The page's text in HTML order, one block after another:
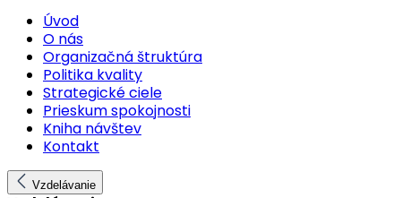
Úvod
O nás
Organizačná štruktúra
Politika kvality
Strategické ciele
Prieskum spokojnosti
Kniha návštev
Kontakt
Vzdelávanie